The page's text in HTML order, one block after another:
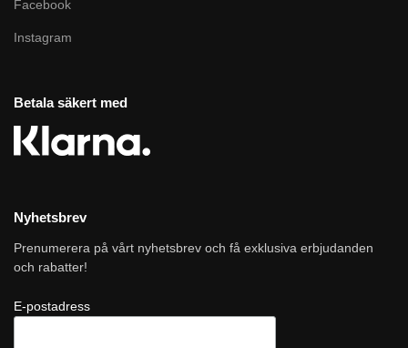
Facebook
Instagram
Betala säkert med
Nyhetsbrev
Prenumerera på vårt nyhetsbrev och få exklusiva erbjudanden
och rabatter!
E-postadress